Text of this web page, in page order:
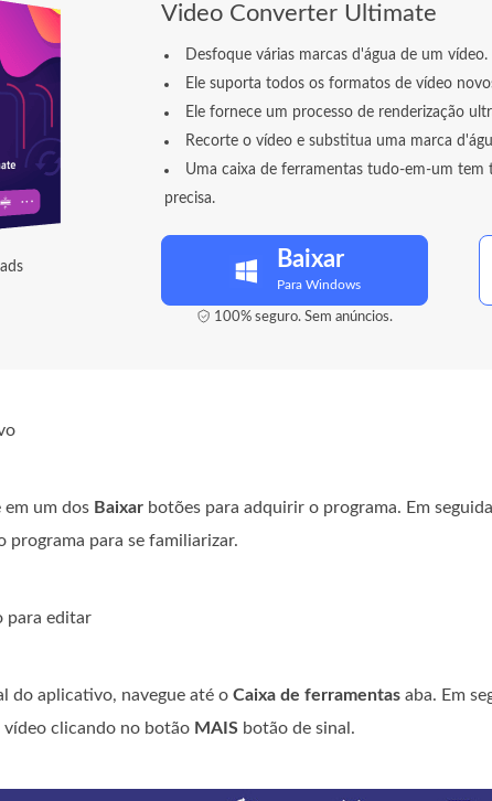
Video Converter Ultimate
Desfoque várias marcas d'água de um vídeo.
Ele suporta todos os formatos de vídeo
Ele fornece um processo de renderização
Recorte o vídeo e substitua uma marca
Uma caixa de ferramentas tudo-em-um tem
precisa.
Baixar
Para Windows
100% seguro. Sem anúncios.
em um dos Baixar botões para adquirir o programa. Em
programa para se familiarizar.
para editar
do aplicativo, navegue até o Caixa de ferramentas aba. Em
vídeo clicando no botão MAIS botão de sinal.